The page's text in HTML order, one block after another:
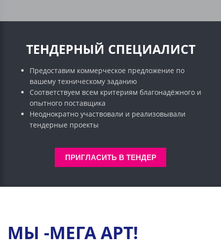
ТЕНДЕРНЫЙ СПЕЦИАЛИСТ
Предоставим коммерческое предложение по
вашему техническому заданию
Соответствуем всем критериям благонадёжного и
опытного поставщика
Неоднократно участвовали и реализовывали
тендерные проекты
ПРИГЛАСИТЬ В ТЕНДЕР
МЫ -МЕГА АРТ!